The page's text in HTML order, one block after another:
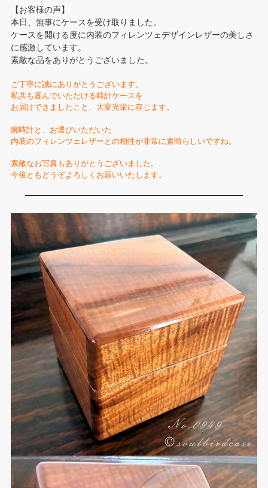
【お客様の声】
本日、無事にケースを受け取りました。
ケースを開ける度に内装のフィレンツェデザインレザーの美しさ
に感激しています。
素敵な品をありがとうございました。
ご丁寧に誠にありがとうございます。
私共も喜んでいただける時計ケースを
お届けできましたこと、大変光栄に存じます。
腕時計と、お選びいただいた
内装のフィレンツェレザーとの相性が非常に素晴らしいですね。
素敵なお写真もありがとうございました。
今後ともどうぞよろしくお願いいたします。